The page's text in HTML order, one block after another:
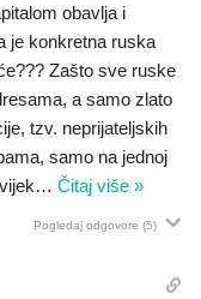
obavlja i
je konkretna ruska
Zašto sve ruske
a samo zlato
tzv. neprijateljskih
samo na jednoj
… Čitaj više »
Pogledaj odgovore (5)